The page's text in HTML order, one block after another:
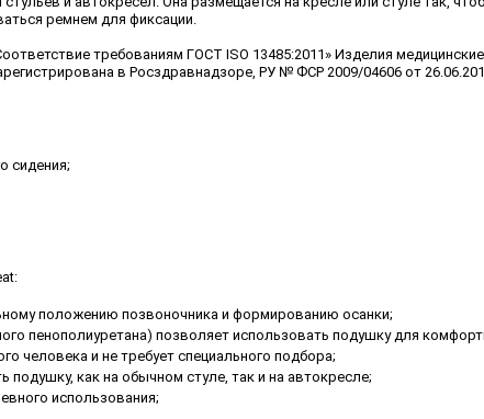
ремнем для фиксации.
требованиям ГОСТ ISO 13485:2011» Изделия
в Росздравнадзоре, РУ № ФСР 2009/04606 от
сидения;
положению позвоночника и формированию осанки;
пенополиуретана) позволяет использовать подушку для
человека и не требует специального подбора;
как на обычном стуле, так и на автокресле;
использования;